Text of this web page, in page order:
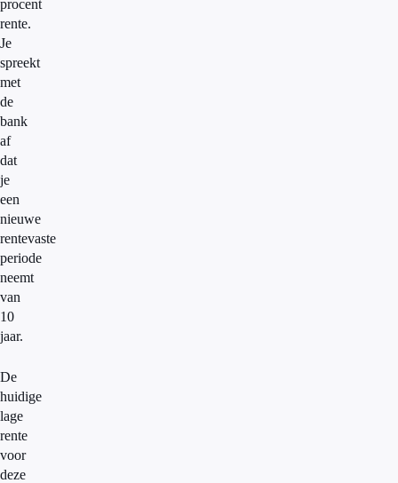
procent
rente.
Je
spreekt
met
de
bank
af
dat
je
een
nieuwe
rentevaste
periode
neemt
van
10
jaar.
De
huidige
lage
rente
voor
deze